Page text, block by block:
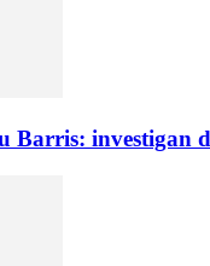
Barris: investigan